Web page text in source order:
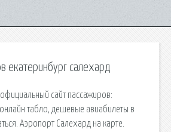
екатеринбург салехард
сайт пассажиров:
табло, дешевые авиабилеты в
Аэропорт Салехард на карте.